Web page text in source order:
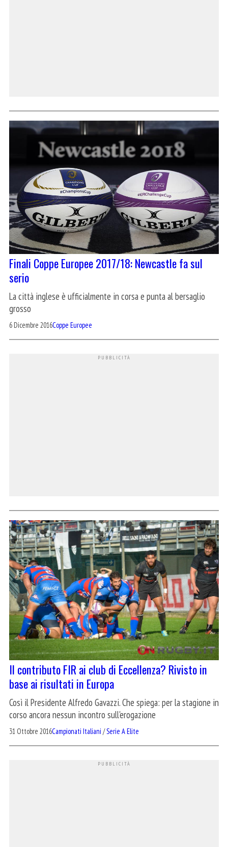
Finali Coppe Europee 2017/18: Newcastle fa sul
serio
La città inglese è ufficialmente in corsa e punta al bersaglio
grosso
6 Dicembre 2016Coppe Europee
Il contributo FIR ai club di Eccellenza? Rivisto in
base ai risultati in Europa
Così il Presidente Alfredo Gavazzi. Che spiega: per la stagione in
corso ancora nessun incontro sull'erogazione
31 Ottobre 2016Campionati Italiani /Serie A Elite